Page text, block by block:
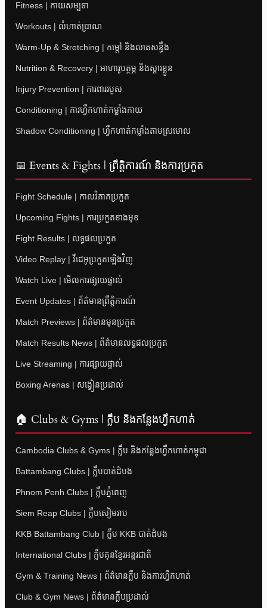
Fitness | កាយសម្បទា
Workouts | លំហាត់ប្រាណ
Warm-Up & Stretching | កម្តៅ និងលាតសន្ធឹង
Nutrition & Recovery | អាហារូបត្ថម្ភ និងស្តារខ្លួន
Injury Prevention | ការពាររបួស
Conditioning | ការហ្វឹកហាត់កម្លាំងកាយ
Shadow Conditioning | ហ្វឹកហាត់កម្លាំងតាមស្រមោល
📅 Events & Fights | ព្រឹត្តិការណ៍ និងការប្រកួត
Fight Schedule | កាលវិភាគប្រកួត
Upcoming Fights | ការប្រកួតខាងមុខ
Fight Results | លទ្ធផលប្រកួត
Video Replay | វីដេអូប្រកួតឡើងវិញ
Watch Live | មើលការផ្សាយផ្ទាល់
Event Updates | ព័ត៌មានព្រឹត្តិការណ៍
Match Previews | ព័ត៌មានមុនប្រកួត
Match Results News | ព័ត៌មានលទ្ធផលប្រកួត
Live Streaming | ការផ្សាយផ្ទាល់
Boxing Arenas | សង្វៀនប្រដាល់
🏠 Clubs & Gyms | ក្លឹប និងកន្លែងហ្វឹកហាត់
Cambodia Clubs & Gyms | ក្លឹប និងកន្លែងហ្វឹកហាត់កម្ពុជា
Battambang Clubs | ក្លឹបបាត់ដំបង
Phnom Penh Clubs | ក្លឹបភ្នំពេញ
Siem Reap Clubs | ក្លឹបសៀមរាប
KKB Battambang Club | ក្លឹប KKB បាត់ដំបង
International Clubs | ក្លឹបគុនខ្មែរអន្តរជាតិ
Gym & Training News | ព័ត៌មានក្លឹប និងការហ្វឹកហាត់
Club & Gym News | ព័ត៌មានក្លឹបប្រដាល់